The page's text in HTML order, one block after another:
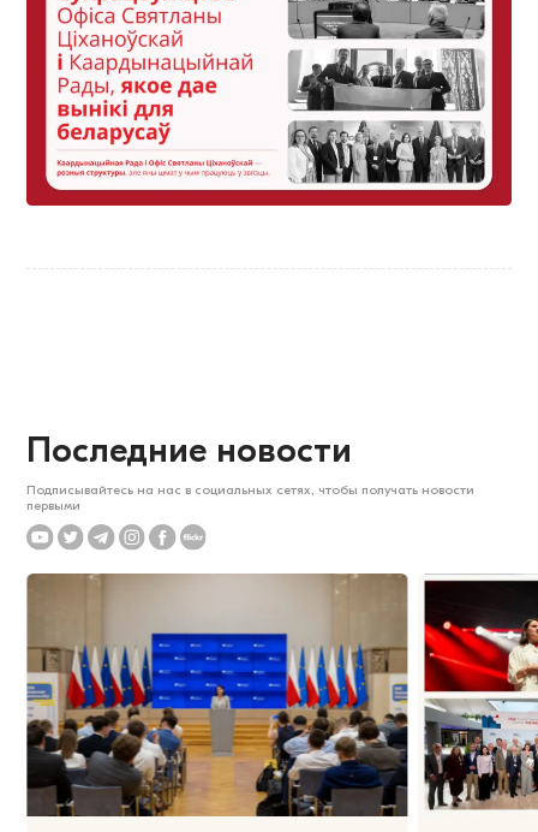
Последние новости
Подписывайтесь на нас в социальных сетях, чтобы получать новости
первыми